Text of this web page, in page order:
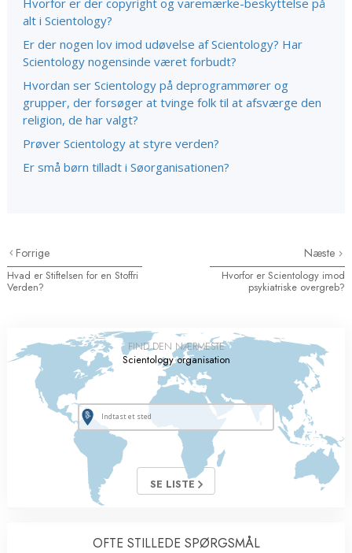
Hvorfor er der copyright og varemærke-beskyttelse på
alt i Scientology?
Er der nogen lov imod udøvelse af Scientology? Har
Scientology nogensinde været forbudt?
Hvordan ser Scientology på deprogrammører og
grupper, der forsøger at tvinge folk til at afsværge den
religion, de har valgt?
Prøver Scientology at styre verden?
Er små børn tilladt i Søorganisationen?
Forrige
Hvad er Stiftelsen for en Stoffri
Verden?
Næste
Hvorfor er Scientology imod
psykiatriske overgreb?
FIND DEN NÆRMESTE
Scientology organisation
SE LISTE
OFTE STILLEDE SPØRGSMÅL